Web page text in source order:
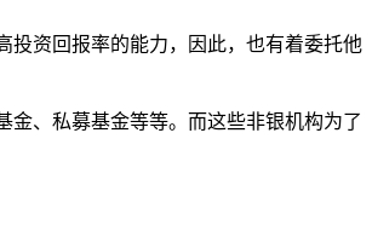
投资回报率的能力，因此，也有着委托他
金、私募基金等等。而这些非银机构为了